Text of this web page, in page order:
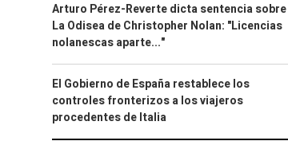
Arturo Pérez-Reverte dicta sentencia sobre
La Odisea de Christopher Nolan: "Licencias
nolanescas aparte..."
El Gobierno de España restablece los
controles fronterizos a los viajeros
procedentes de Italia